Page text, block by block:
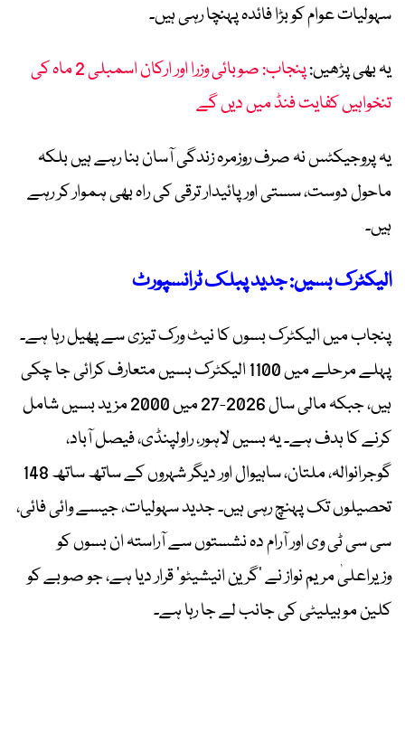
سہولیات عوام کو بڑا فائدہ پہنچا رہی ہیں۔
یہ بھی پڑھیں:
پنجاب: صوبائی وزرا اور ارکان اسمبلی 2 ماہ کی
تنخواہیں کفایت فنڈ میں دیں گے
یہ پروجیکٹس نہ صرف روزمرہ زندگی آسان بنا رہے ہیں بلکہ
ماحول دوست، سستی اور پائیدار ترقی کی راہ بھی ہموار کر رہے
ہیں۔
الیکٹرک بسیں: جدید پبلک ٹرانسپورٹ
پنجاب میں الیکٹرک بسوں کا نیٹ ورک تیزی سے پھیل رہا ہے۔
پہلے مرحلے میں 1100 الیکٹرک بسیں متعارف کرائی جا چکی
ہیں، جبکہ مالی سال 2026-27 میں 2000 مزید بسیں شامل
کرنے کا ہدف ہے۔ یہ بسیں لاہور، راولپنڈی، فیصل آباد،
گوجرانوالہ، ملتان، ساہیوال اور دیگر شہروں کے ساتھ ساتھ 148
تحصیلوں تک پہنچ رہی ہیں۔ جدید سہولیات، جیسے وائی فائی،
سی سی ٹی وی اور آرام دہ نشستوں سے آراستہ ان بسوں کو
وزیراعلیٰ مریم نواز نے ’گرین انیشیٹو‘ قرار دیا ہے، جو صوبے کو
کلین موبیلیٹی کی جانب لے جا رہا ہے۔